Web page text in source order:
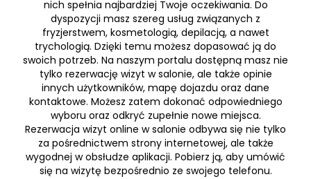
nich spełnia najbardziej Twoje oczekiwania. Do
dyspozycji masz szereg usług związanych z
fryzjerstwem, kosmetologią, depilacją, a nawet
trychologią. Dzięki temu możesz dopasować ją do
swoich potrzeb. Na naszym portalu dostępną masz nie
tylko rezerwację wizyt w salonie, ale także opinie
innych użytkowników, mapę dojazdu oraz dane
kontaktowe. Możesz zatem dokonać odpowiedniego
wyboru oraz odkryć zupełnie nowe miejsca.
Rezerwacja wizyt online w salonie odbywa się nie tylko
za pośrednictwem strony internetowej, ale także
wygodnej w obsłudze aplikacji. Pobierz ją, aby umówić
się na wizytę bezpośrednio ze swojego telefonu.